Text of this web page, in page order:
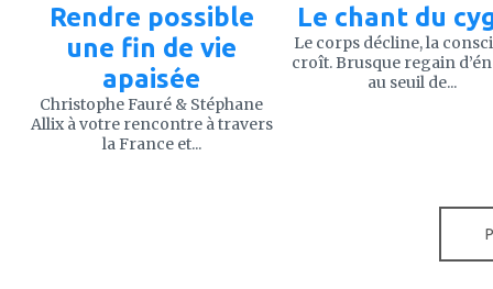
Rendre possible
une fin de vie
apaisée
Christophe Fauré & Stéphane
Allix à votre rencontre à travers
la France et...
Le chant du
Le corps décline, la
croît. Brusque regain
au seuil de...